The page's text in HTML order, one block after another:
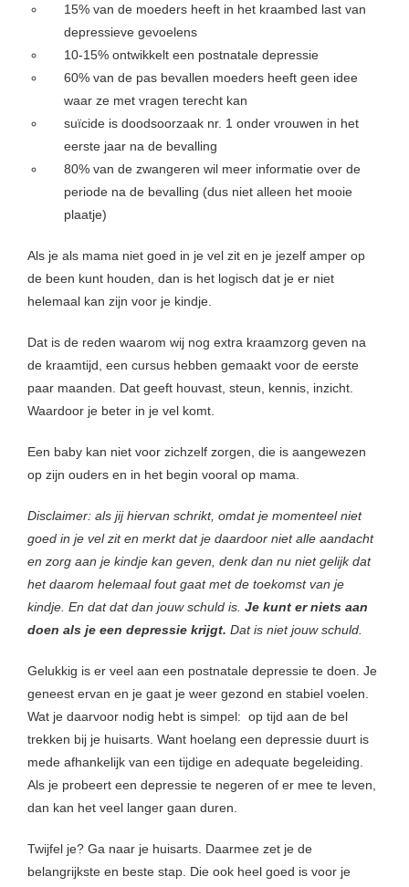
15% van de moeders heeft in het kraambed last van
depressieve gevoelens
10-15% ontwikkelt een postnatale depressie
60% van de pas bevallen moeders heeft geen idee
waar ze met vragen terecht kan
suïcide is doodsoorzaak nr. 1 onder vrouwen in het
eerste jaar na de bevalling
80% van de zwangeren wil meer informatie over de
periode na de bevalling (dus niet alleen het mooie
plaatje)
Als je als mama niet goed in je vel zit en je jezelf amper op
de been kunt houden, dan is het logisch dat je er niet
helemaal kan zijn voor je kindje.
Dat is de reden waarom wij nog extra kraamzorg geven na
de kraamtijd, een cursus hebben gemaakt voor de eerste
paar maanden. Dat geeft houvast, steun, kennis, inzicht.
Waardoor je beter in je vel komt.
Een baby kan niet voor zichzelf zorgen, die is aangewezen
op zijn ouders en in het begin vooral op mama.
Disclaimer: als jij hiervan schrikt, omdat je momenteel niet
goed in je vel zit en merkt dat je daardoor niet alle aandacht
en zorg aan je kindje kan geven, denk dan nu niet gelijk dat
het daarom helemaal fout gaat met de toekomst van je
kindje. En dat dat dan jouw schuld is. Je kunt er niets aan
doen als je een depressie krijgt. Dat is niet jouw schuld.
Gelukkig is er veel aan een postnatale depressie te doen. Je
geneest ervan en je gaat je weer gezond en stabiel voelen.
Wat je daarvoor nodig hebt is simpel: op tijd aan de bel
trekken bij je huisarts. Want hoelang een depressie duurt is
mede afhankelijk van een tijdige en adequate begeleiding.
Als je probeert een depressie te negeren of er mee te leven,
dan kan het veel langer gaan duren.
Twijfel je? Ga naar je huisarts. Daarmee zet je de
belangrijkste en beste stap. Die ook heel goed is voor je